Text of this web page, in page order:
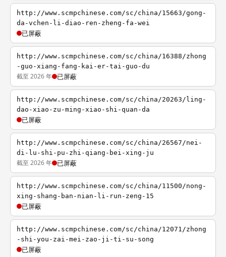
http://www.scmpchinese.com/sc/china/15663/gong-
da-vchen-li-diao-ren-zheng-fa-wei
已屏蔽
http://www.scmpchinese.com/sc/china/16388/zhong
-guo-xiang-fang-kai-er-tai-guo-du
截至 2026 年 已屏蔽
http://www.scmpchinese.com/sc/china/20263/ling-
dao-xiao-zu-ming-xiao-shi-quan-da
已屏蔽
http://www.scmpchinese.com/sc/china/26567/nei-
di-lu-shi-pu-zhi-qiang-bei-xing-ju
截至 2026 年 已屏蔽
http://www.scmpchinese.com/sc/china/11500/nong-
xing-shang-ban-nian-li-run-zeng-15
已屏蔽
http://www.scmpchinese.com/sc/china/12071/zhong
-shi-you-zai-mei-zao-ji-ti-su-song
已屏蔽